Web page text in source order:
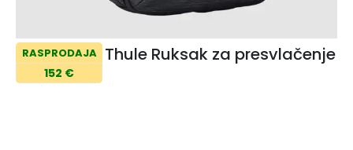
RASPRODAJA
152 €
Thule Ruksak za presvlačenje